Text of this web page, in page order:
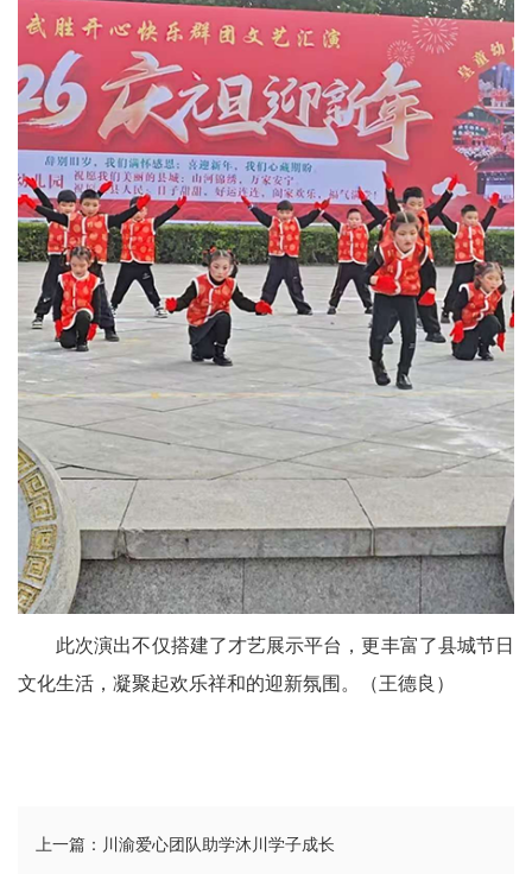
府
法
制
天
府
社
区
天
府
卫
天
府
府
此次演出不仅搭建了才艺展示平台，更丰富了县城节日
文化生活，凝聚起欢乐祥和的迎新氛围。（王德良）
上一篇：川渝爱心团队助学沐川学子成长